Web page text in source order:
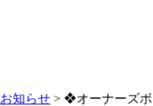
お知らせ > ❖オーナーズボ